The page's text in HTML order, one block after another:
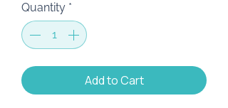
Quantity *
Add to Cart